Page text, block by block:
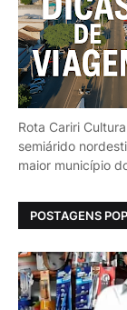
Rota Cariri
semiárido
maior município
POSTAGENS